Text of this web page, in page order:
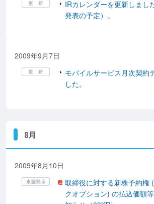
IRカレンダーを更新しまし
発表の予定）。
2009年9月7日
モバイルサービス月次契約
した。
8月
2009年8月10日
取締役に対する新株予約権
クオプション) の払込価額